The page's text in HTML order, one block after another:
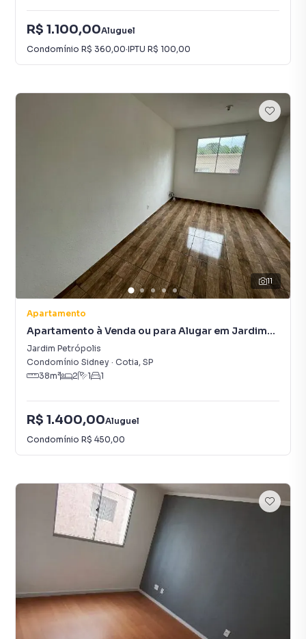
R$ 1.100,00Aluguel
Condomínio R$ 360,00·IPTU R$ 100,00
11
Apartamento
Apartamento à Venda ou para Alugar em Jardim
Petrópolis
Jardim Petrópolis
Condomínio Sidney · Cotia, SP
38m² 2 1 1
R$ 1.400,00Aluguel
Condomínio R$ 450,00